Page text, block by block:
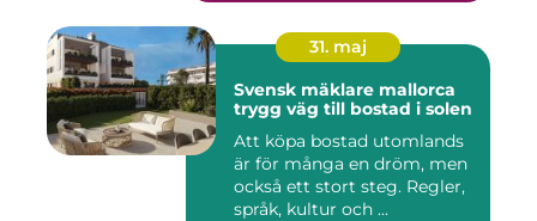
31. maj
Svensk mäklare mallorca
trygg väg till bostad i solen
Att köpa bostad utomlands
är för många en dröm, men
också ett stort steg. Regler,
språk, kultur och ...